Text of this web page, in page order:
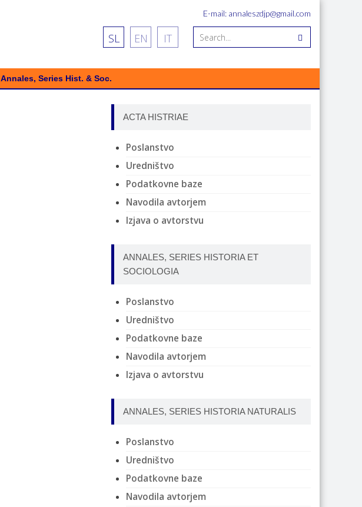
E-mail: annaleszdjp@gmail.com
SL EN IT
Annales, Series Hist. & Soc.
ACTA HISTRIAE
Poslanstvo
Uredništvo
Podatkovne baze
Navodila avtorjem
Izjava o avtorstvu
ANNALES, SERIES HISTORIA ET
SOCIOLOGIA
Poslanstvo
Uredništvo
Podatkovne baze
Navodila avtorjem
Izjava o avtorstvu
ANNALES, SERIES HISTORIA NATURALIS
Poslanstvo
Uredništvo
Podatkovne baze
Navodila avtorjem